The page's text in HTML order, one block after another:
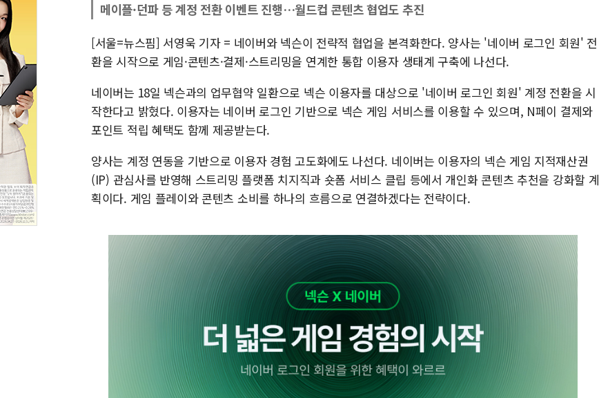
메이플·던파 등 계정 전환 이벤트 진행…월드컵 콘텐츠 협업도 추진
[서울=뉴스핌] 서영욱 기자 = 네이버와 넥슨이 전략적 협업을 본격화한다. 양사는 '네이버 로그인 회원' 전
환을 시작으로 게임·콘텐츠·결제·스트리밍을 연계한 통합 이용자 생태계 구축에 나선다.
네이버는 18일 넥슨과의 업무협약 일환으로 넥슨 이용자를 대상으로 '네이버 로그인 회원' 계정 전환을 시
작한다고 밝혔다. 이용자는 네이버 로그인 기반으로 넥슨 게임 서비스를 이용할 수 있으며, N페이 결제와
포인트 적립 혜택도 함께 제공받는다.
양사는 계정 연동을 기반으로 이용자 경험 고도화에도 나선다. 네이버는 이용자의 넥슨 게임 지적재산권
(IP) 관심사를 반영해 스트리밍 플랫폼 치지직과 숏폼 서비스 클립 등에서 개인화 콘텐츠 추천을 강화할 계
획이다. 게임 플레이와 콘텐츠 소비를 하나의 흐름으로 연결하겠다는 전략이다.